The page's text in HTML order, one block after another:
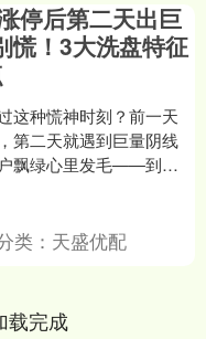
停后第二天出巨
慌！3大洗盘特征
这种慌神时刻？前一天
第二天就遇到巨量阴线
飘绿心里发毛——到底
还是已经开始出货？生
，一持有又....
类： 天盛优配
载完成